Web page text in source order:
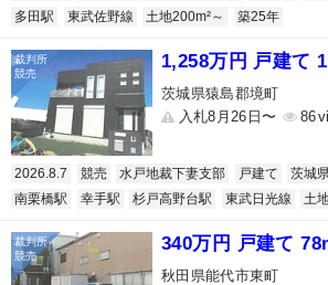
多田駅
東武佐野線 土地200m²～ 築25年
1,258万円 戸建て
茨城県猿島郡境町
入札8月26日〜
86
2026.8.7 競売 水戸地裁下妻支部 戸建て 茨城
南栗橋駅
幸手駅 杉戸高野台駅 東武日光線 土
340万円 戸建て
秋田県能代市東町